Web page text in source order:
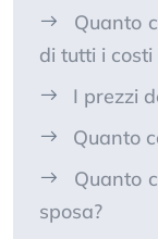
Quanto
di tutti i costi
I prezzi
Quanto
Quanto
sposa?